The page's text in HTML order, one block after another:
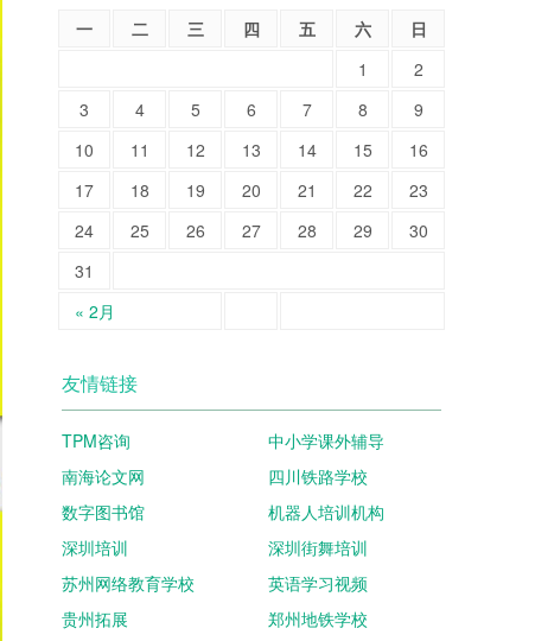
一 二 三 四 五 六 日
« 2月
1
2
3
4 5 6 7 8
9
10
11 12 13 14 15
16
17
18 19 20 21 22
23
24
25 26 27 28 29
30
31
友情链接
TPM咨询
中小学课外辅导
南海论文网
四川铁路学校
数字图书馆
机器人培训机构
深圳培训
深圳街舞培训
苏州网络教育学校
英语学习视频
贵州拓展
郑州地铁学校